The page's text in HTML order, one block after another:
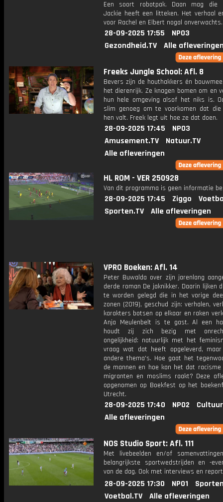
Een soort robotpak. Daan mag die
Jackie heeft een litteken. Het verhaal
voor Rachel en Elbert nogal onverwachts.
28-09-2025 17:55
NPO3
Gezondheid.TV
Alle
Freeks Jungle School: Afl. 8
Bevers zijn de houthakkers én
het dierenrijk. Ze knagen bomen om en
hun hele omgeving alsof het niks is.
slim genoeg om te voorkomen dat
hen valt. Freek legt uit hoe ze dat doen.
28-09-2025 17:45
NPO3
Amusement.TV
Natuur.TV
Alle afleveringen
HL ROM - VER 250928
Van dit programma is geen informatie
28-09-2025 17:45 Ziggo
Sporten.TV
Alle afleveringen
VPRO Boeken: Afl. 14
Peter Buwalda over zijn jarenlang
derde roman De jaknikker. Daarin lijken
te worden gelegd die in het vorige
zonen (2019), geschud zijn: verhalen,
karakters botsen op elkaar en raken
Anja Meulenbelt is te gast. Al een
houdt zij zich bezig met
ongelijkheid: natuurlijk met het
vraag wat dat heeft opgeleverd,
andere thema's. Hoe gaat het
de mannen en hoe kan het dat racisme
migranten en moslims raakt? Deze
opgenomen op Boekfest op het
Utrecht.
28-09-2025 17:40 NPO2
Alle afleveringen
NOS Studio Sport: Afl. 111
Met livebeelden en/of
belangrijkste sportwedstrijden en -
van de dag. Ook met interviews en
28-09-2025 17:30 NPO1
Voetbal.TV
Alle afleveringen